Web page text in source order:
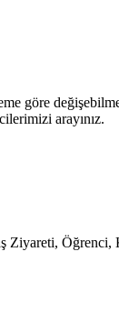
göre
arayınız.
Ziyareti, Öğrenci,